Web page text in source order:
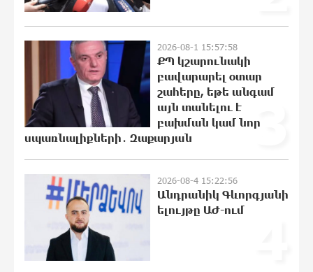
ընդդիմության անվերջանալի
21:00:08 7-08-2026
Փրկարարները հայտանաբերել են
մոլորված զբոսաշրջիկներին
20:49:35 7-08-2026
Գարեգին Բ-ի և եպիսկոպոսների դեմ
քրեական հետապնդումը
20:40:12 7-08-2026
Սարյան փողոցի բնակարաններից
3
2026-08-1 15:57:58
ՔՊ կշարունակի
բավարարել օտար
շահերը, եթե անգամ
այն տանելու է
բախման կամ նոր
սպառնալիքների․ Զաքարյան
2026-08-4 15:22:56
Անդրանիկ Գևորգյանի
ելույթը ԱԺ-ում